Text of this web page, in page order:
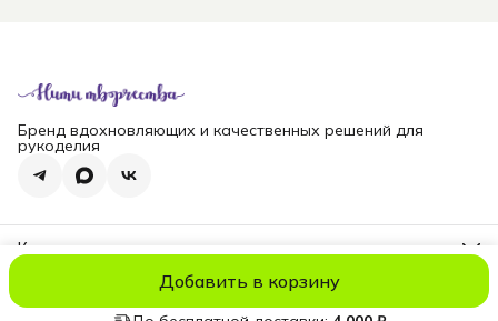
Добавить в корзину
Бренд вдохновляющих и качественных решений для
рукоделия
Контакты
Эл. почта
© niti_liveОплатаДоставкаПравила возвратаРеквизиты